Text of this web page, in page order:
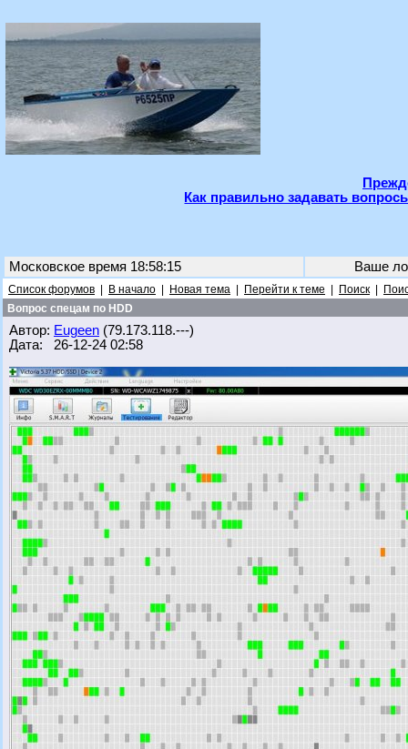
Как правильно задавать
Московское время 18:58:15 Ваше
Список форумов В начало Новая тема Перейти к теме Поиск
Вопрос спецам по HDD
Автор: Eugeen (79.173.118.---)
Дата: 26-12-24 02:58